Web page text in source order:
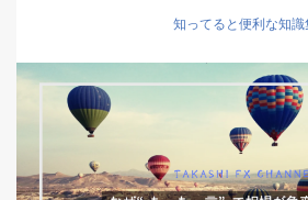
知ってると便利な知識